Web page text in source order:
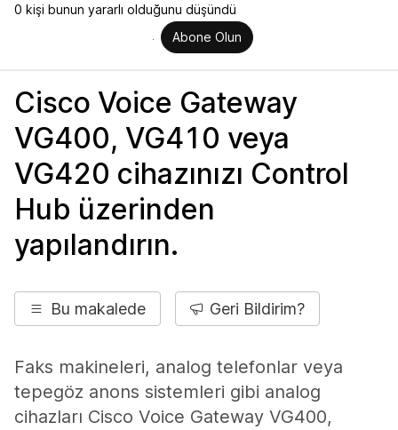
0 kişi bunun yararlı olduğunu düşündü
Abone Olun
Cisco Voice Gateway
VG400, VG410 veya
VG420 cihazınızı Control
Hub üzerinden
yapılandırın.
Bu makalede Geri Bildirim?
Faks makineleri, analog telefonlar veya
tepegöz anons sistemleri gibi analog
cihazları Cisco Voice Gateway VG400,